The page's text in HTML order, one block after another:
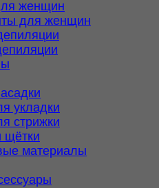
женщин
для женщин
укладки
стрижки
щётки
материалы